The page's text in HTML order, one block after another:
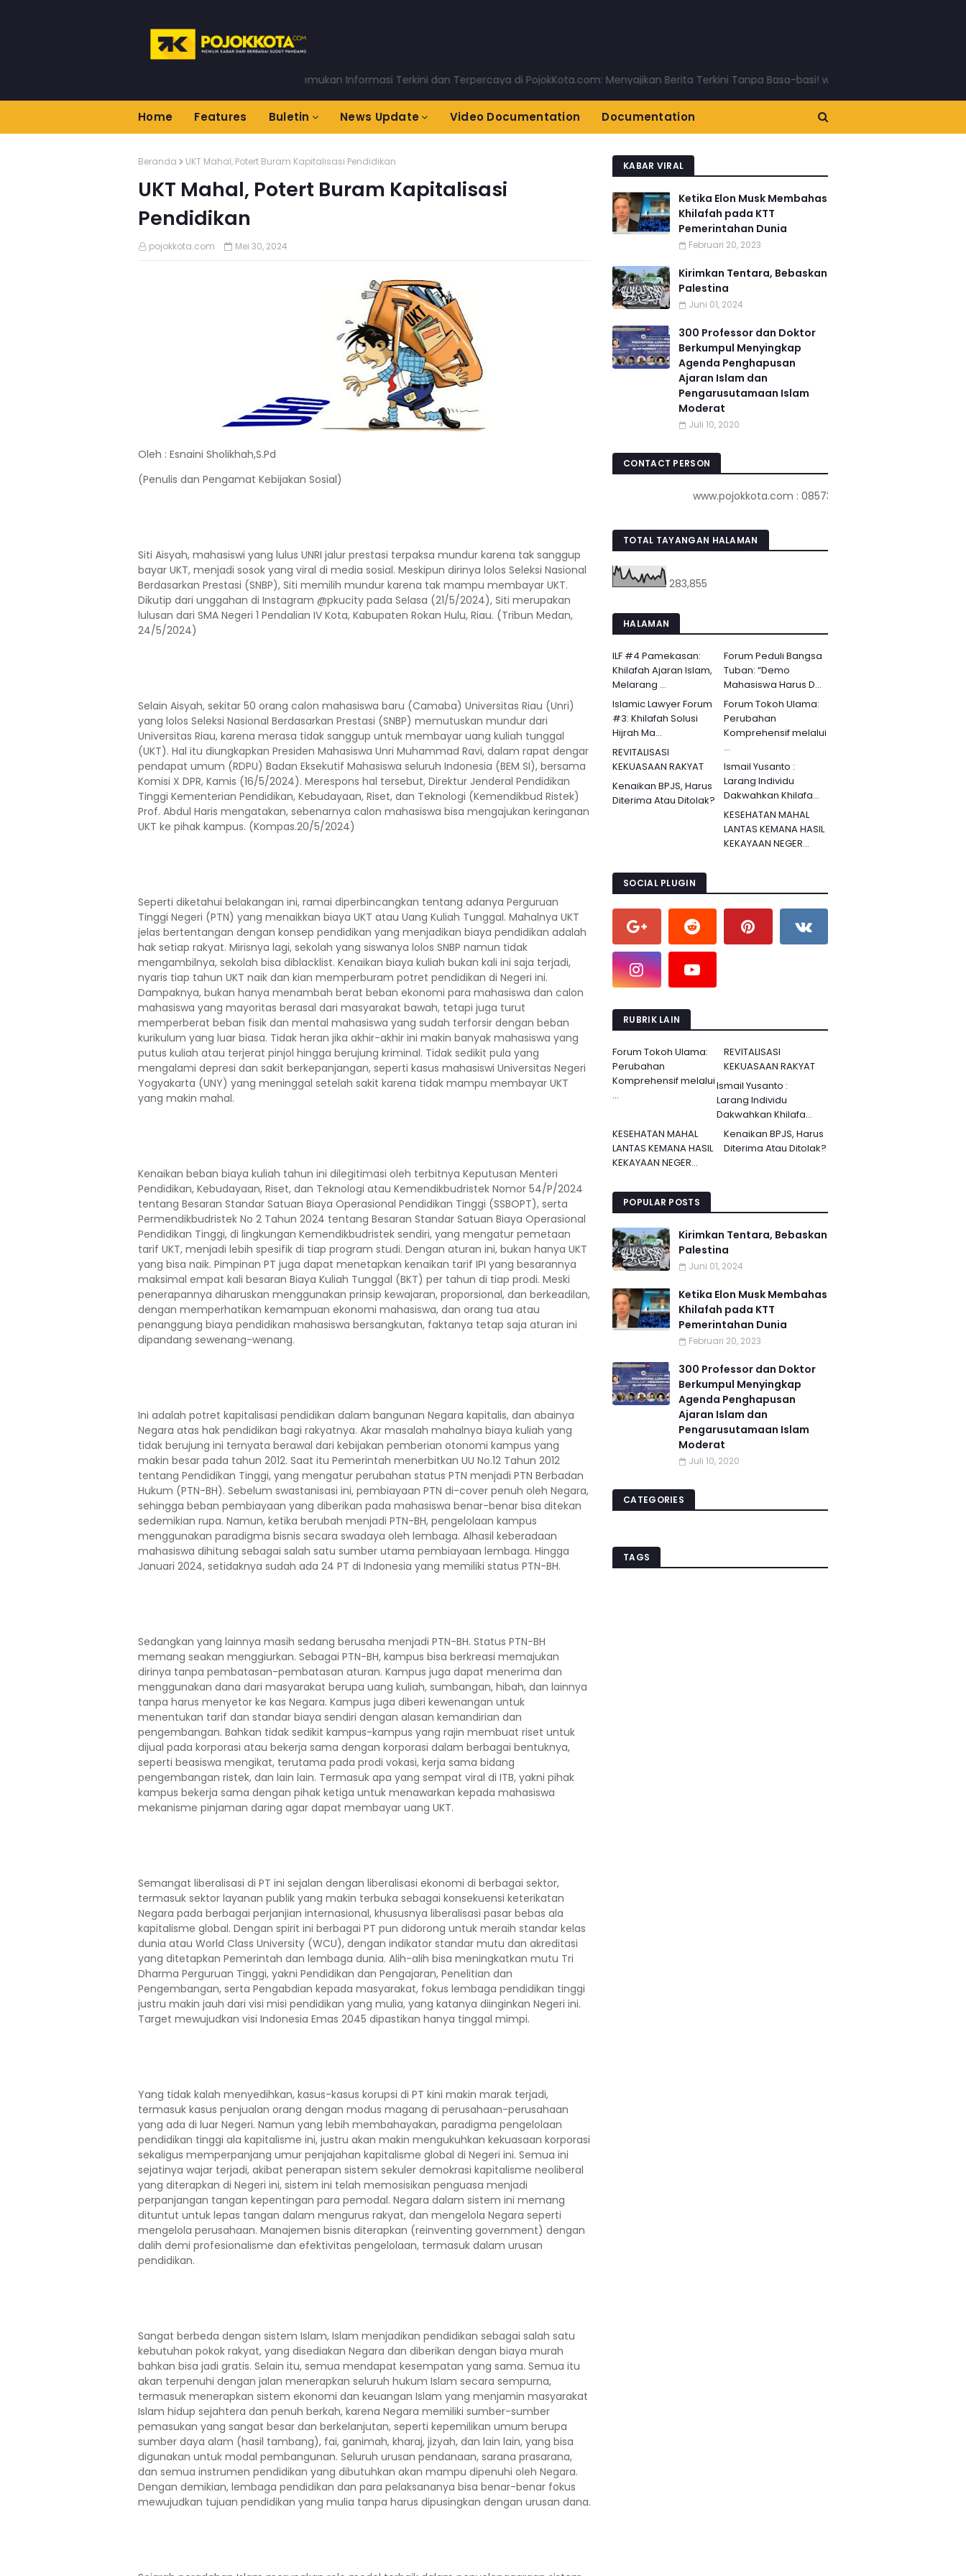
Temukan Informasi Terkini dan Terpercaya di PojokKota.com: Menyajikan Berita Terkini Tanpa Basa-basi! www.pojokkota.com
Home Features Buletin News Update Video Documentation Documentation
Beranda UKT Mahal, Potert Buram Kapitalisasi Pendidikan
UKT Mahal, Potert Buram Kapitalisasi
Pendidikan
pojokkota.com Mei 30, 2024
Oleh : Esnaini Sholikhah,S.Pd
(Penulis dan Pengamat Kebijakan Sosial)
Siti Aisyah, mahasiswi yang lulus UNRI jalur prestasi terpaksa mundur karena tak sanggup
bayar UKT, menjadi sosok yang viral di media sosial. Meskipun dirinya lolos Seleksi Nasional
Berdasarkan Prestasi (SNBP), Siti memilih mundur karena tak mampu membayar UKT.
Dikutip dari unggahan di Instagram @pkucity pada Selasa (21/5/2024), Siti merupakan
lulusan dari SMA Negeri 1 Pendalian IV Kota, Kabupaten Rokan Hulu, Riau. (Tribun Medan,
24/5/2024)
Selain Aisyah, sekitar 50 orang calon mahasiswa baru (Camaba) Universitas Riau (Unri)
yang lolos Seleksi Nasional Berdasarkan Prestasi (SNBP) memutuskan mundur dari
Universitas Riau, karena merasa tidak sanggup untuk membayar uang kuliah tunggal
(UKT). Hal itu diungkapkan Presiden Mahasiswa Unri Muhammad Ravi, dalam rapat dengar
pendapat umum (RDPU) Badan Eksekutif Mahasiswa seluruh Indonesia (BEM SI), bersama
Komisi X DPR, Kamis (16/5/2024). Merespons hal tersebut, Direktur Jenderal Pendidikan
Tinggi Kementerian Pendidikan, Kebudayaan, Riset, dan Teknologi (Kemendikbud Ristek)
Prof. Abdul Haris mengatakan, sebenarnya calon mahasiswa bisa mengajukan keringanan
UKT ke pihak kampus. (Kompas.20/5/2024)
Seperti diketahui belakangan ini, ramai diperbincangkan tentang adanya Perguruan
Tinggi Negeri (PTN) yang menaikkan biaya UKT atau Uang Kuliah Tunggal. Mahalnya UKT
jelas bertentangan dengan konsep pendidikan yang menjadikan biaya pendidikan adalah
hak setiap rakyat. Mirisnya lagi, sekolah yang siswanya lolos SNBP namun tidak
mengambilnya, sekolah bisa diblacklist. Kenaikan biaya kuliah bukan kali ini saja terjadi,
nyaris tiap tahun UKT naik dan kian memperburam potret pendidikan di Negeri ini.
Dampaknya, bukan hanya menambah berat beban ekonomi para mahasiswa dan calon
mahasiswa yang mayoritas berasal dari masyarakat bawah, tetapi juga turut
memperberat beban fisik dan mental mahasiswa yang sudah terforsir dengan beban
kurikulum yang luar biasa. Tidak heran jika akhir-akhir ini makin banyak mahasiswa yang
putus kuliah atau terjerat pinjol hingga berujung kriminal. Tidak sedikit pula yang
mengalami depresi dan sakit berkepanjangan, seperti kasus mahasiswi Universitas Negeri
Yogyakarta (UNY) yang meninggal setelah sakit karena tidak mampu membayar UKT
yang makin mahal.
Kenaikan beban biaya kuliah tahun ini dilegitimasi oleh terbitnya Keputusan Menteri
Pendidikan, Kebudayaan, Riset, dan Teknologi atau Kemendikbudristek Nomor 54/P/2024
tentang Besaran Standar Satuan Biaya Operasional Pendidikan Tinggi (SSBOPT), serta
Permendikbudristek No 2 Tahun 2024 tentang Besaran Standar Satuan Biaya Operasional
Pendidikan Tinggi, di lingkungan Kemendikbudristek sendiri, yang mengatur pemetaan
tarif UKT, menjadi lebih spesifik di tiap program studi. Dengan aturan ini, bukan hanya UKT
yang bisa naik. Pimpinan PT juga dapat menetapkan kenaikan tarif IPI yang besarannya
maksimal empat kali besaran Biaya Kuliah Tunggal (BKT) per tahun di tiap prodi. Meski
penerapannya diharuskan menggunakan prinsip kewajaran, proporsional, dan berkeadilan,
dengan memperhatikan kemampuan ekonomi mahasiswa, dan orang tua atau
penanggung biaya pendidikan mahasiswa bersangkutan, faktanya tetap saja aturan ini
dipandang sewenang-wenang.
Ini adalah potret kapitalisasi pendidikan dalam bangunan Negara kapitalis, dan abainya
Negara atas hak pendidikan bagi rakyatnya. Akar masalah mahalnya biaya kuliah yang
tidak berujung ini ternyata berawal dari kebijakan pemberian otonomi kampus yang
makin besar pada tahun 2012. Saat itu Pemerintah menerbitkan UU No.12 Tahun 2012
tentang Pendidikan Tinggi, yang mengatur perubahan status PTN menjadi PTN Berbadan
Hukum (PTN-BH). Sebelum swastanisasi ini, pembiayaan PTN di-cover penuh oleh Negara,
sehingga beban pembiayaan yang diberikan pada mahasiswa benar-benar bisa ditekan
sedemikian rupa. Namun, ketika berubah menjadi PTN-BH, pengelolaan kampus
menggunakan paradigma bisnis secara swadaya oleh lembaga. Alhasil keberadaan
mahasiswa dihitung sebagai salah satu sumber utama pembiayaan lembaga. Hingga
Januari 2024, setidaknya sudah ada 24 PT di Indonesia yang memiliki status PTN-BH.
Sedangkan yang lainnya masih sedang berusaha menjadi PTN-BH. Status PTN-BH
memang seakan menggiurkan. Sebagai PTN-BH, kampus bisa berkreasi memajukan
dirinya tanpa pembatasan-pembatasan aturan. Kampus juga dapat menerima dan
menggunakan dana dari masyarakat berupa uang kuliah, sumbangan, hibah, dan lainnya
tanpa harus menyetor ke kas Negara. Kampus juga diberi kewenangan untuk
menentukan tarif dan standar biaya sendiri dengan alasan kemandirian dan
pengembangan. Bahkan tidak sedikit kampus-kampus yang rajin membuat riset untuk
dijual pada korporasi atau bekerja sama dengan korporasi dalam berbagai bentuknya,
seperti beasiswa mengikat, terutama pada prodi vokasi, kerja sama bidang
pengembangan ristek, dan lain lain. Termasuk apa yang sempat viral di ITB, yakni pihak
kampus bekerja sama dengan pihak ketiga untuk menawarkan kepada mahasiswa
mekanisme pinjaman daring agar dapat membayar uang UKT.
Semangat liberalisasi di PT ini sejalan dengan liberalisasi ekonomi di berbagai sektor,
termasuk sektor layanan publik yang makin terbuka sebagai konsekuensi keterikatan
Negara pada berbagai perjanjian internasional, khususnya liberalisasi pasar bebas ala
kapitalisme global. Dengan spirit ini berbagai PT pun didorong untuk meraih standar kelas
dunia atau World Class University (WCU), dengan indikator standar mutu dan akreditasi
yang ditetapkan Pemerintah dan lembaga dunia. Alih-alih bisa meningkatkan mutu Tri
Dharma Perguruan Tinggi, yakni Pendidikan dan Pengajaran, Penelitian dan
Pengembangan, serta Pengabdian kepada masyarakat, fokus lembaga pendidikan tinggi
justru makin jauh dari visi misi pendidikan yang mulia, yang katanya diinginkan Negeri ini.
Target mewujudkan visi Indonesia Emas 2045 dipastikan hanya tinggal mimpi.
Yang tidak kalah menyedihkan, kasus-kasus korupsi di PT kini makin marak terjadi,
termasuk kasus penjualan orang dengan modus magang di perusahaan-perusahaan
yang ada di luar Negeri. Namun yang lebih membahayakan, paradigma pengelolaan
pendidikan tinggi ala kapitalisme ini, justru akan makin mengukuhkan kekuasaan korporasi
sekaligus memperpanjang umur penjajahan kapitalisme global di Negeri ini. Semua ini
sejatinya wajar terjadi, akibat penerapan sistem sekuler demokrasi kapitalisme neoliberal
yang diterapkan di Negeri ini, sistem ini telah memosisikan penguasa menjadi
perpanjangan tangan kepentingan para pemodal. Negara dalam sistem ini memang
dituntut untuk lepas tangan dalam mengurus rakyat, dan mengelola Negara seperti
mengelola perusahaan. Manajemen bisnis diterapkan (reinventing government) dengan
dalih demi profesionalisme dan efektivitas pengelolaan, termasuk dalam urusan
pendidikan.
Sangat berbeda dengan sistem Islam, Islam menjadikan pendidikan sebagai salah satu
kebutuhan pokok rakyat, yang disediakan Negara dan diberikan dengan biaya murah
bahkan bisa jadi gratis. Selain itu, semua mendapat kesempatan yang sama. Semua itu
akan terpenuhi dengan jalan menerapkan seluruh hukum Islam secara sempurna,
termasuk menerapkan sistem ekonomi dan keuangan Islam yang menjamin masyarakat
Islam hidup sejahtera dan penuh berkah, karena Negara memiliki sumber-sumber
pemasukan yang sangat besar dan berkelanjutan, seperti kepemilikan umum berupa
sumber daya alam (hasil tambang), fai, ganimah, kharaj, jizyah, dan lain lain, yang bisa
digunakan untuk modal pembangunan. Seluruh urusan pendanaan, sarana prasarana,
dan semua instrumen pendidikan yang dibutuhkan akan mampu dipenuhi oleh Negara.
Dengan demikian, lembaga pendidikan dan para pelaksananya bisa benar-benar fokus
mewujudkan tujuan pendidikan yang mulia tanpa harus dipusingkan dengan urusan dana.
KABAR VIRAL
Ketika Elon Musk Membahas
Khilafah pada KTT
Pemerintahan Dunia
Februari 20, 2023
Kirimkan Tentara, Bebaskan
Palestina
Juni 01, 2024
300 Professor dan Doktor
Berkumpul Menyingkap
Agenda Penghapusan
Ajaran Islam dan
Pengarusutamaan Islam
Moderat
Juli 10, 2020
CONTACT PERSON
www.pojokkota.com : 085732001924
TOTAL TAYANGAN HALAMAN
283,855
HALAMAN
ILF #4 Pamekasan:
Khilafah Ajaran Islam,
Melarang ...
Forum Peduli Bangsa
Tuban: “Demo
Mahasiswa Harus D...
Islamic Lawyer Forum
#3: Khilafah Solusi
Hijrah Ma...
Forum Tokoh Ulama:
Perubahan
Komprehensif melalui
...
REVITALISASI
KEKUASAAN RAKYAT
Ismail Yusanto :
Larang Individu
Dakwahkan Khilafa...
Kenaikan BPJS, Harus
Diterima Atau Ditolak?
KESEHATAN MAHAL
LANTAS KEMANA HASIL
KEKAYAAN NEGER...
SOCIAL PLUGIN
RUBRIK LAIN
Forum Tokoh Ulama:
Perubahan
Komprehensif melalui
...
REVITALISASI
KEKUASAAN RAKYAT
Ismail Yusanto :
Larang Individu
Dakwahkan Khilafa...
Kenaikan BPJS, Harus
Diterima Atau Ditolak?
KESEHATAN MAHAL
LANTAS KEMANA HASIL
KEKAYAAN NEGER...
POPULAR POSTS
Kirimkan Tentara, Bebaskan
Palestina
Juni 01, 2024
Ketika Elon Musk Membahas
Khilafah pada KTT
Pemerintahan Dunia
Februari 20, 2023
300 Professor dan Doktor
Berkumpul Menyingkap
Agenda Penghapusan
Ajaran Islam dan
Pengarusutamaan Islam
Moderat
Juli 10, 2020
CATEGORIES
TAGS